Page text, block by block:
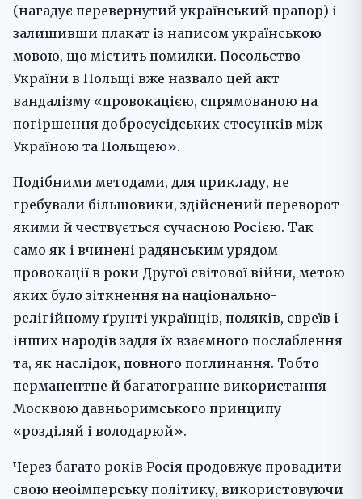
(нагадує перевернутий український прапор) і
залишивши плакат із написом українською
мовою, що містить помилки. Посольство
України в Польщі вже назвало цей акт
вандалізму «провокацією, спрямованою на
погіршення добросусідських стосунків між
Україною та Польщею».
Подібними методами, для прикладу, не
гребували більшовики, здійснений переворот
якими й чествується сучасною Росією. Так
само як і вчинені радянським урядом
провокації в роки Другої світової війни, метою
яких було зіткнення на національно-
релігійному ґрунті українців, поляків, євреїв і
інших народів задля їх взаємного послаблення
та, як наслідок, повного поглинання. Тобто
перманентне й багатогранне використання
Москвою давньоримського принципу
«розділяй і володарюй».
Через багато років Росія продовжує провадити
свою неоімперську політику, використовуючи